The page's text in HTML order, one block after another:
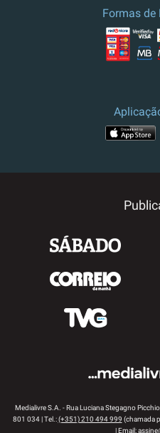
Formas de
Medialivre S.A. - Rua Luciana Stegagno
801 034 | Tel.:(+351) 210 494 999 (chamada
| Email: